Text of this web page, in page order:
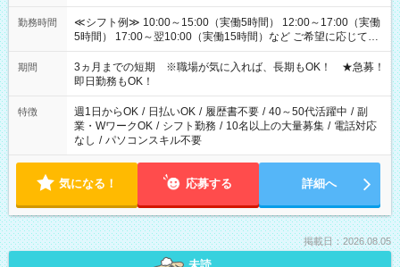
勤務時間
≪シフト例≫ 10:00～15:00（実働5時間） 12:00～17:00（実働
5時間） 17:00～翌10:00（実働15時間）など ご希望に応じて、
働く時間は調整できます！ お気軽に担当へ相談ください！
期間
3ヵ月までの短期 ※職場が気に入れば、長期もOK！ ★急募！
即日勤務もOK！
特徴 週1日からOK / 日払いOK / 履歴書不要 / 40～50代活躍中 / 副
業・WワークOK / シフト勤務 / 10名以上の大量募集 / 電話対応
なし / パソコンスキル不要
気になる！ 応募する 詳細へ
掲載日：2026.08.05